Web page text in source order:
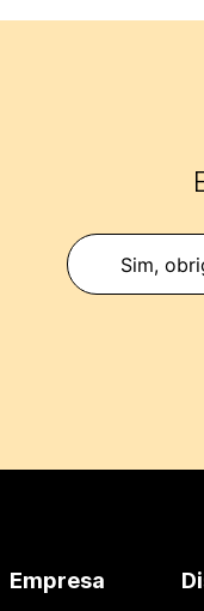
Sim,
Empresa